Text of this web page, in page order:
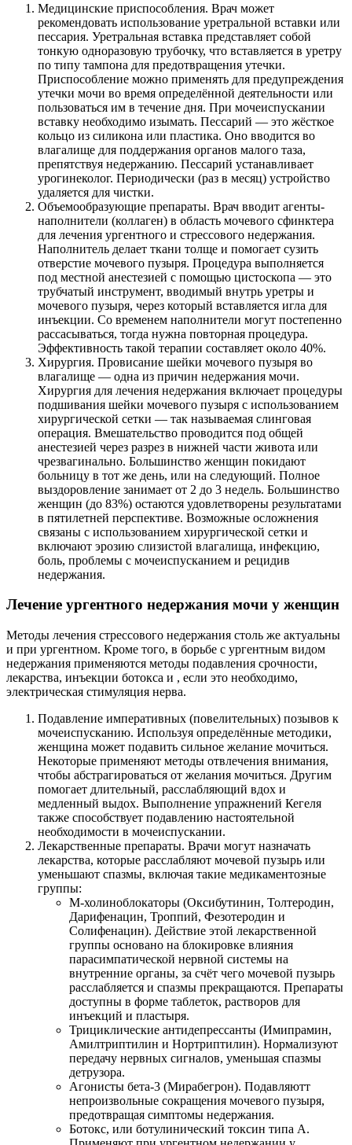
Медицинские приспособления. Врач может
рекомендовать использование уретральной вставки или
пессария. Уретральная вставка представляет собой
тонкую одноразовую трубочку, что вставляется в уретру
по типу тампона для предотвращения утечки.
Приспособление можно применять для предупреждения
утечки мочи во время определённой деятельности или
пользоваться им в течение дня. При мочеиспускании
вставку необходимо изымать. Пессарий — это жёсткое
кольцо из силикона или пластика. Оно вводится во
влагалище для поддержания органов малого таза,
препятствуя недержанию. Пессарий устанавливает
урогинеколог. Периодически (раз в месяц) устройство
удаляется для чистки.
Объемообразующие препараты. Врач вводит агенты-
наполнители (коллаген) в область мочевого сфинктера
для лечения ургентного и стрессового недержания.
Наполнитель делает ткани толще и помогает сузить
отверстие мочевого пузыря. Процедура выполняется
под местной анестезией с помощью цистоскопа — это
трубчатый инструмент, вводимый внутрь уретры и
мочевого пузыря, через который вставляется игла для
инъекции. Со временем наполнители могут постепенно
рассасываться, тогда нужна повторная процедура.
Эффективность такой терапии составляет около 40%.
Хирургия. Провисание шейки мочевого пузыря во
влагалище — одна из причин недержания мочи.
Хирургия для лечения недержания включает процедуры
подшивания шейки мочевого пузыря с использованием
хирургической сетки — так называемая слинговая
операция. Вмешательство проводится под общей
анестезией через разрез в нижней части живота или
чрезвагинально. Большинство женщин покидают
больницу в тот же день, или на следующий. Полное
выздоровление занимает от 2 до 3 недель. Большинство
женщин (до 83%) остаются удовлетворены результатами
в пятилетней перспективе. Возможные осложнения
связаны с использованием хирургической сетки и
включают эрозию слизистой влагалища, инфекцию,
боль, проблемы с мочеиспусканием и рецидив
недержания.
Лечение ургентного недержания мочи у женщин
Методы лечения стрессового недержания столь же актуальны
и при ургентном. Кроме того, в борьбе с ургентным видом
недержания применяются методы подавления срочности,
лекарства, инъекции ботокса и , если это необходимо,
электрическая стимуляция нерва.
Подавление императивных (повелительных) позывов к
мочеиспусканию. Используя определённые методики,
женщина может подавить сильное желание мочиться.
Некоторые применяют методы отвлечения внимания,
чтобы абстрагироваться от желания мочиться. Другим
помогает длительный, расслабляющий вдох и
медленный выдох. Выполнение упражнений Кегеля
также способствует подавлению настоятельной
необходимости в мочеиспускании.
Лекарственные препараты. Врачи могут назначать
лекарства, которые расслабляют мочевой пузырь или
уменьшают спазмы, включая такие медикаментозные
группы:
М-холиноблокаторы (Оксибутинин, Толтеродин,
Дарифенацин, Троппий, Фезотеродин и
Солифенацин). Действие этой лекарственной
группы основано на блокировке влияния
парасимпатической нервной системы на
внутренние органы, за счёт чего мочевой пузырь
расслабляется и спазмы прекращаются. Препараты
доступны в форме таблеток, растворов для
инъекций и пластыря.
Трициклические антидепрессанты (Имипрамин,
Амилтриптилин и Нортриптилин). Нормализуют
передачу нервных сигналов, уменьшая спазмы
детрузора.
Агонисты бета-3 (Мирабегрон). Подавляютт
непроизвольные сокращения мочевого пузыря,
предотвращая симптомы недержания.
Ботокс, или ботулинический токсин типа A.